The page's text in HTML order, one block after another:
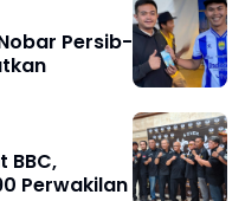
Persib-
BBC,
Perwakilan